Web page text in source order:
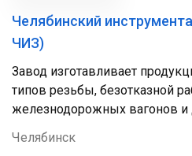
Челябинский
ЧИЗ)
Завод изготавливает
типов резьбы, безотказной
железнодорожных вагонов и
Челябинск